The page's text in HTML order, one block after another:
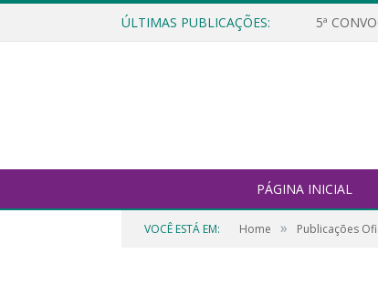
ÚLTIMAS PUBLICAÇÕES: 5ª
PÁGINA INICIAL
VOCÊ ESTÁ EM: Home » Publicações